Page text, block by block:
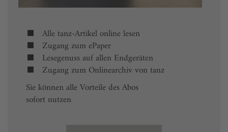
Alle tanz-Artikel online lesen
Zugang zum ePaper
Lesegenuss auf allen Endgeräten
Zugang zum Onlinearchiv von tanz
Sie können alle Vorteile des Abos
sofort nutzen